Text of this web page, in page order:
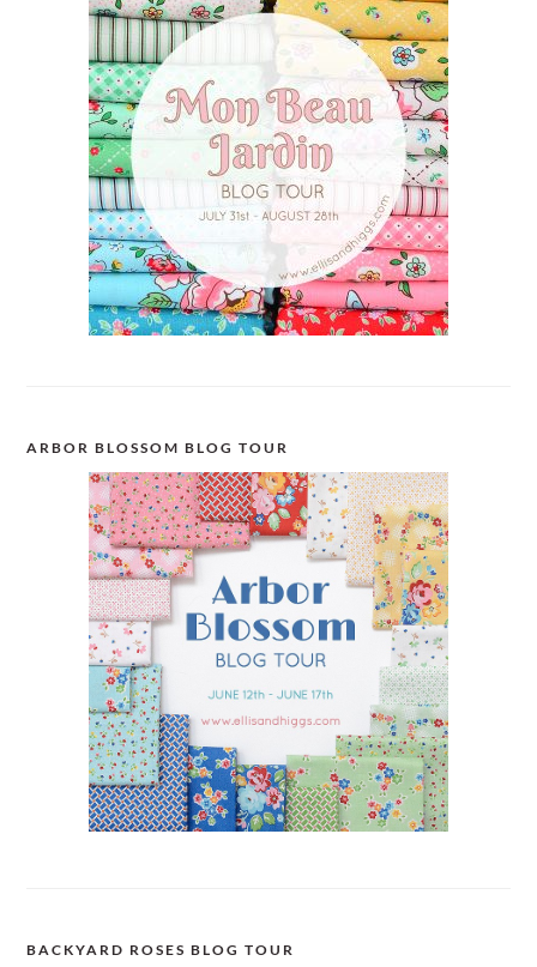
ARBOR BLOSSOM BLOG TOUR
BACKYARD ROSES BLOG TOUR